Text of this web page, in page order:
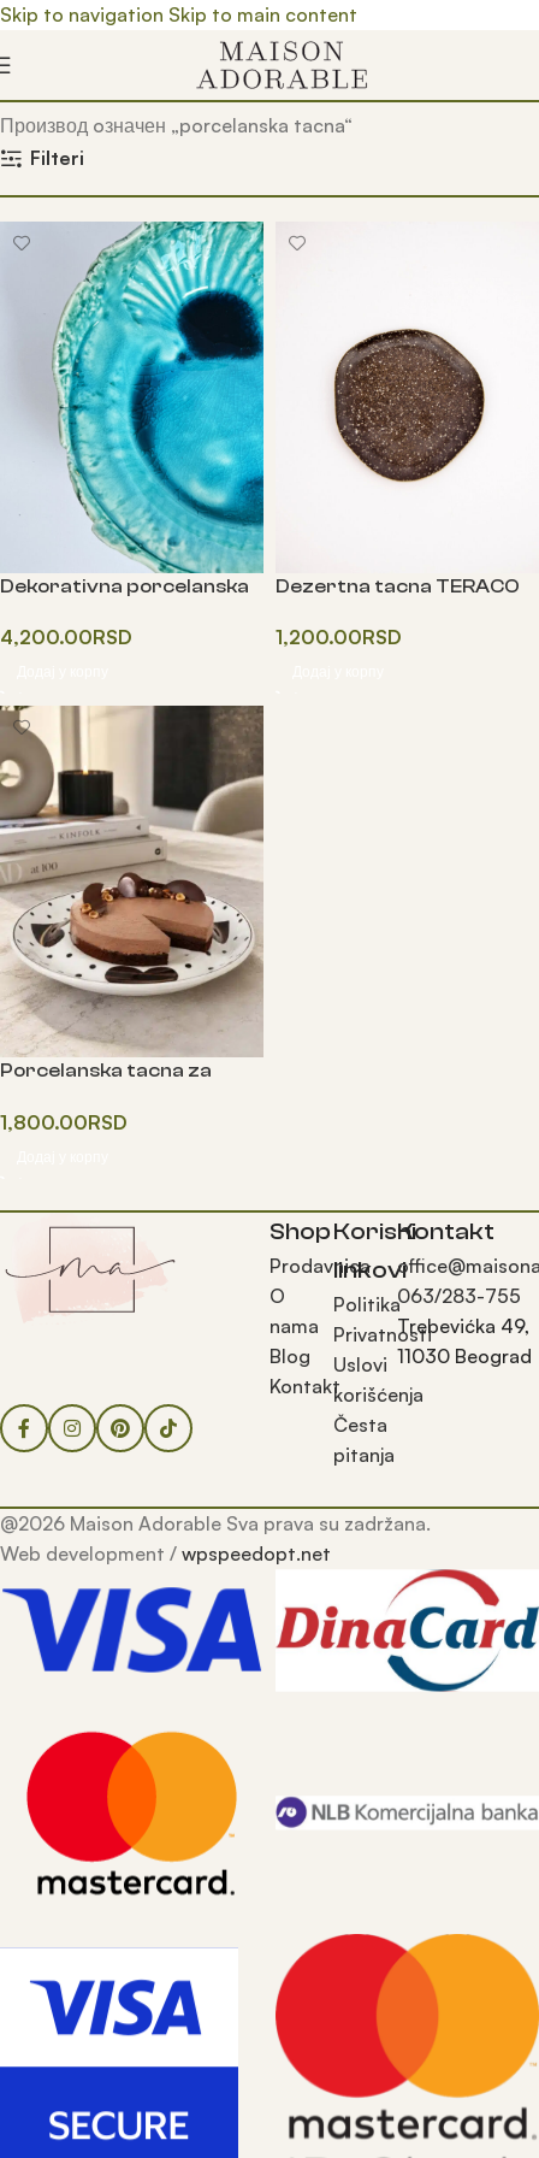
Skip to navigation Skip to main content
Почетна/ Prodavnica/
Производ oзначен „porcelanska tacna“
Filteri
Dekorativna porcelanska
4,200.00RSD
Dezertna tacna TERACO
1,200.00RSD
Porcelanska tacna za
1,800.00RSD
Shop
Prodavnica
O
nama
Blog
Kontakt
Korisni
linkovi
Politika
Privatnosti
Uslovi
korišćenja
Česta
pitanja
Kontakt
063/283-755
Trebevićka 49,
11030 Beograd
@2026 Maison Adorable Sva prava su zadržana.
Web development / wpspeedopt.net